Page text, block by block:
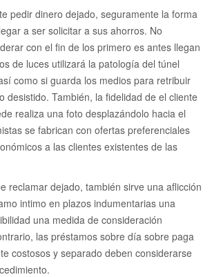
pedir dinero dejado, seguramente la forma
a ser solicitar a sus ahorros. No
con el fin de los primero es antes llegan
de luces utilizará la patologí­a del túnel
como si guarda los medios para retribuir
desistido. También, la fidelidad de el cliente
realiza una foto desplazándolo hacia el
se fabrican con ofertas preferenciales
a las clientes existentes de las
reclamar dejado, también sirve una aflicción
intimo en plazos indumentarias una
una medida de consideración
las préstamos sobre día sobre paga
costosos y separado deben considerarse